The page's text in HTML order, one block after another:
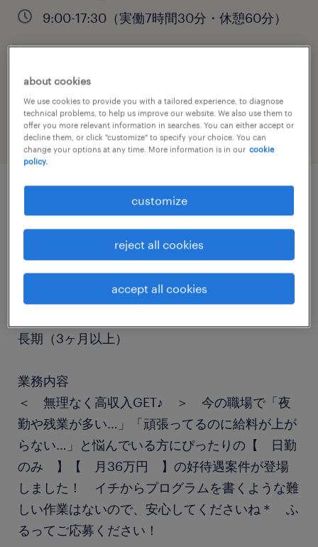
9:00-17:30（実働7時間30分・休憩60分）
job category
information technology
job details
運用管理・保守
長期（3ヶ月以上）
業務内容
＜ 無理なく高収入GET♪ ＞ 今の職場で「夜
勤や残業が多い…」「頑張ってるのに給料が上が
らない…」と悩んでいる方にぴったりの【 日勤
のみ 】【 月36万円 】の好待遇案件が登場
しました！ イチからプログラムを書くような難
しい作業はないので、安心してくださいね＊ ふ
るってご応募ください！
about cookies
We use cookies to provide you with a tailored experience, to diagnose
technical problems, to help us improve our website. We also use them to
offer you more relevant information in searches. You can either accept or
decline them, or click "customize" to specify your choice. You can
change your options at any time. More information is in our cookie
policy.
customize
reject all cookies
accept all cookies